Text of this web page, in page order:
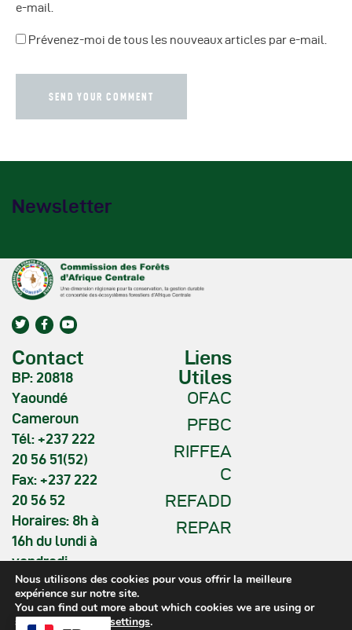
e-mail.
Prévenez-moi de tous les nouveaux articles par e-mail.
Newsletter
Contact
BP: 20818
Yaoundé
Cameroun
Tél: +237 222
20 56 51(52)
Fax: +237 222
20 56 52
Horaires: 8h à
16h du lundi à
vendredi
Liens
Utiles
OFAC
PFBC
RIFFEA
C
REFADD
REPAR
Nous utilisons des cookies pour vous offrir la meilleure
expérience sur notre site.
You can find out more about which cookies we are using or
switch them off insettings.